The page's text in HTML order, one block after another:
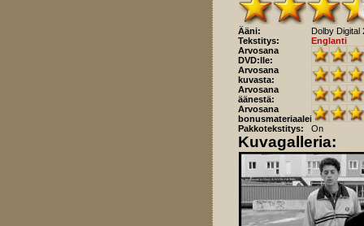
Ääni:
Dolby Digital
Tekstitys:
Englanti
Arvosana
DVD:lle:
Arvosana
kuvasta:
Arvosana
äänestä:
Arvosana
bonusmateriaaleista:
Pakkotekstitys:
On
Kuvagalleria: